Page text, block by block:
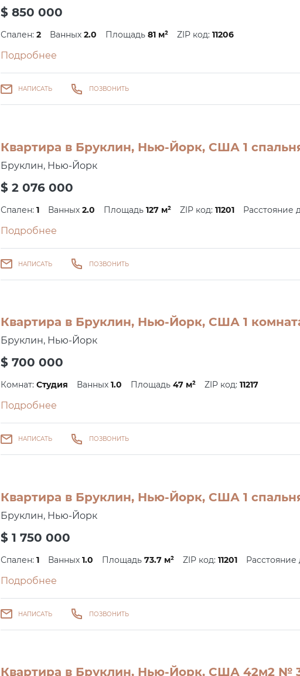
$ 850 000
Спален: 2 Ванных 2.0 Площадь 81 м² ZIP код: 11206
Подробнее
НАПИСАТЬ ПОЗВОНИТЬ
Квартира в Бруклин, Нью-Йорк, США 1
Бруклин, Нью-Йорк
$ 2 076 000
Спален: 1 Ванных 2.0 Площадь 127 м² ZIP код: 11201 Расстояние
Подробнее
НАПИСАТЬ ПОЗВОНИТЬ
Квартира в Бруклин, Нью-Йорк, США 1
Бруклин, Нью-Йорк
$ 700 000
Комнат: Студия Ванных 1.0 Площадь 47 м² ZIP код: 11217
Подробнее
НАПИСАТЬ ПОЗВОНИТЬ
Квартира в Бруклин, Нью-Йорк, США 1
Бруклин, Нью-Йорк
$ 1 750 000
Спален: 1 Ванных 1.0 Площадь 73.7 м² ZIP код: 11201
Подробнее
НАПИСАТЬ ПОЗВОНИТЬ
Квартира в Бруклин, Нью-Йорк, США 42м2 №